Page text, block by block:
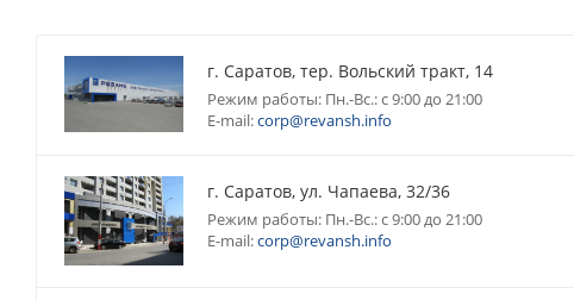
г. Саратов, тер. Вольский тракт, 14
Режим работы: Пн.-Вс.: с 9:00 до 21:00
E-mail:corp@revansh.info
г. Саратов, ул. Чапаева, 32/36
Режим работы: Пн.-Вс.: с 9:00 до 21:00
E-mail:corp@revansh.info